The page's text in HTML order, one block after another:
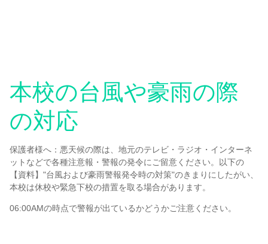
グローバルクラス
本校の台風や豪雨の際
の対応
保護者様へ：悪天候の際は、地元のテレビ・ラジオ・インターネ
ットなどで各種注意報・警報の発令にご留意ください。以下の
【資料】"台風および豪雨警報発令時の対策"のきまりにしたがい、
本校は休校や緊急下校の措置を取る場合があります。
06:00AMの時点で警報が出ているかどうかご注意ください。